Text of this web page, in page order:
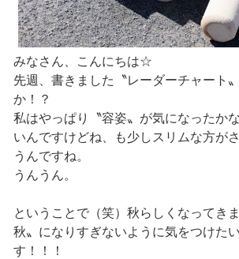
みなさん、こんにちは☆
先週、書きました〝レーダーチャート
か！？
私はやっぱり〝容姿〟が気になったか
いんですけどね、も少しスリムな方が
うんですね。
うんうん。
ということで（笑）秋らしくなってき
秋〟になりすぎないように気をつけた
す！！！